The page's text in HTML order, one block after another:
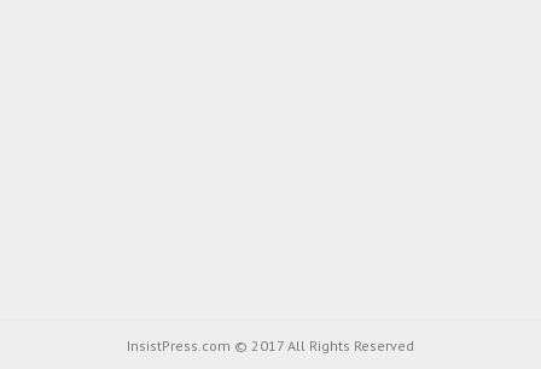
InsistPress.com © 2017 All Rights Reserved